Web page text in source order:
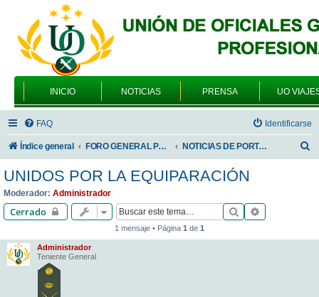
INICIO NOTICIAS PRENSA UO
FAQ Identificarse
Índice general FORO GENERAL PARA TODOS LOS USUARIOS NOTICIAS DE PORTADA
r
UNIDOS POR LA EQUIPARACIÓN
Moderador: Administrador
Cerrado Buscar
1 mensaje • Página 1 de 1
Administrador
Teniente General